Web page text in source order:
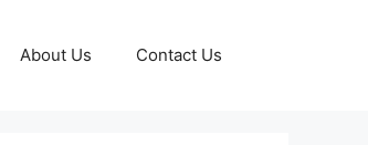
About Us Contact Us